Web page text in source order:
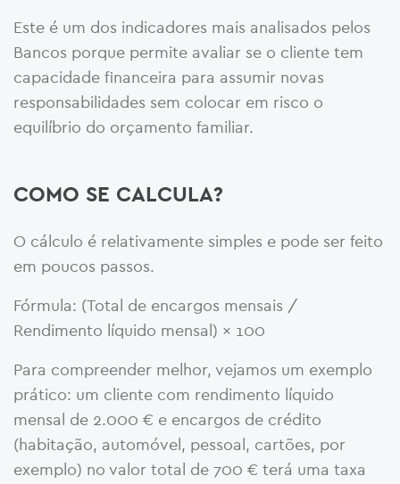
Este é um dos indicadores mais analisados pelos
Bancos porque permite avaliar se o cliente tem
capacidade financeira para assumir novas
responsabilidades sem colocar em risco o
equilíbrio do orçamento familiar.
COMO SE CALCULA?
O cálculo é relativamente simples e pode ser feito
em poucos passos.
Fórmula: (Total de encargos mensais /
Rendimento líquido mensal) × 100
Para compreender melhor, vejamos um exemplo
prático: um cliente com rendimento líquido
mensal de 2.000 € e encargos de crédito
(habitação, automóvel, pessoal, cartões, por
exemplo) no valor total de 700 € terá uma taxa